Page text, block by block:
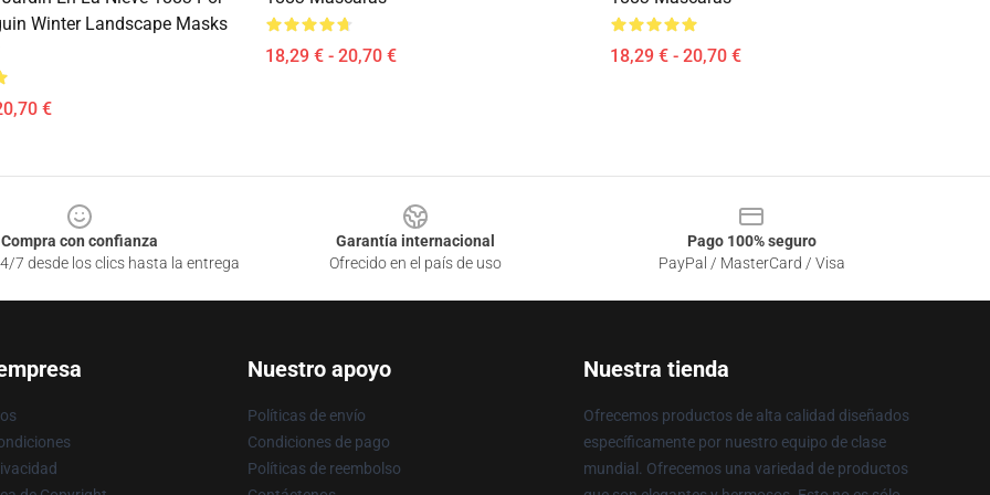
Winter Landscape Masks
€
18,29 € - 20,70 € 18,29 € - 20,70 €
Compra con confianza
7 desde los clics hasta la entrega
Garantía internacional
Ofrecido en el país de uso
Pago 100% seguro
PayPal / MasterCard / Visa
Nuestro apoyo
Políticas de envío
Condiciones de pago
Políticas de reembolso
Nuestra tienda
Ofrecemos productos de alta calidad diseñados
específicamente por nuestro equipo de clase
mundial. Ofrecemos una variedad de productos